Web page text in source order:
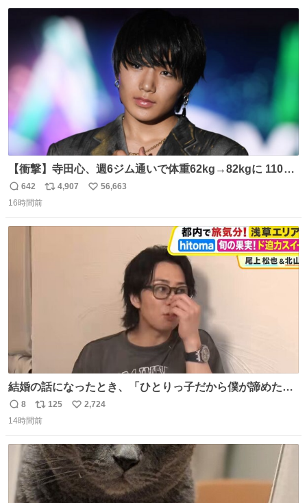
ト
数
【衝撃】寺田心、週6ジム通いで体重62kg→82kgに 110kg
のベンチプレス持ち上げる姿披露
news.livedoor.com/article/detail… 元々自重のみだった
のためおにぎり10個、ゼリー飲料3～4本、パスタと毎日4
千kcalオーバーの食事を摂取し、増量したという。
返
信
642
リ
4,907
い
56,663
16時間前
結婚の話になったとき、「ひとりっ子だから僕が諦めた瞬
間に一族が潰える」「死ぬとき1人とか嫌」だから結婚願
望は"ある"って答えたものの、結局「（結婚は）向いてね
えて言葉を選んで、まるく収めてくれたんだなと思った
返
信
8
リ
ポ
ト
数
125
い
数
2,724
14時間前